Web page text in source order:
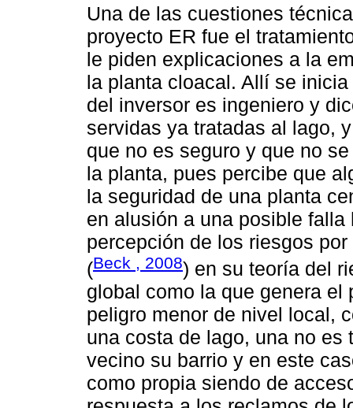
Una de las cuestiones
proyecto ER fue el
le piden explicaciones a la
la planta cloacal. Allí se
del inversor es ingeniero y
servidas ya tratadas al lago,
que no es seguro y que no
la planta, pues percibe que
la seguridad de una planta
en alusión a una posible
percepción de los riesgos
(Beck , 2008) en su teoría del
global como la que genera
peligro menor de nivel local,
una costa de lago, una no es
vecino su barrio y en este
como propia siendo de